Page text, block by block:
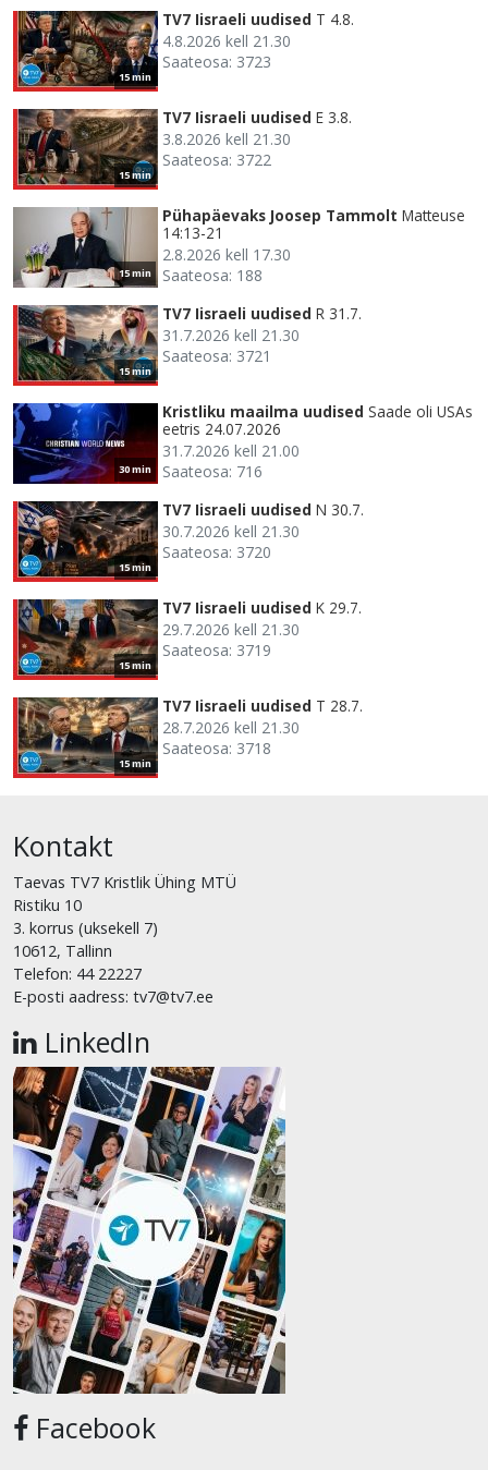
15 min
TV7 Iisraeli uudised T 4.8.
4.8.2026 kell 21.30
Saateosa: 3723
15 min
TV7 Iisraeli uudised E 3.8.
3.8.2026 kell 21.30
Saateosa: 3722
15 min
Pühapäevaks Joosep Tammolt Matteuse
14:13-21
2.8.2026 kell 17.30
Saateosa: 188
15 min
TV7 Iisraeli uudised R 31.7.
31.7.2026 kell 21.30
Saateosa: 3721
30 min
Kristliku maailma uudised Saade oli USAs
eetris 24.07.2026
31.7.2026 kell 21.00
Saateosa: 716
15 min
TV7 Iisraeli uudised N 30.7.
30.7.2026 kell 21.30
Saateosa: 3720
15 min
TV7 Iisraeli uudised K 29.7.
29.7.2026 kell 21.30
Saateosa: 3719
15 min
TV7 Iisraeli uudised T 28.7.
28.7.2026 kell 21.30
Saateosa: 3718
Kontakt
Taevas TV7 Kristlik Ühing MTÜ
Ristiku 10
3. korrus (uksekell 7)
10612, Tallinn
Telefon: 44 22227
E-posti aadress: tv7@tv7.ee
LinkedIn
Facebook